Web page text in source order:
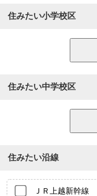
住みたい小学校区
住みたい中学校区
住みたい沿線
ＪＲ上越新幹線